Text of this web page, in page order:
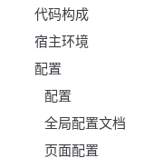
代码构成
宿主环境
配置
配置
全局配置文档
页面配置